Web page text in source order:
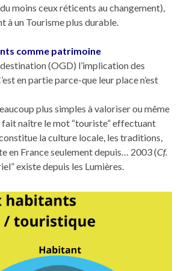
moins ceux réticents au changement),
à un Tourisme plus durable.
comme patrimoine
(OGD) l’implication des
en partie parce-que leur place n’est
plus simples à valoriser ou même
fait naître le mot “touriste” effectuant
la culture locale, les traditions,
en France seulement depuis… 2003 (Cf.
existe depuis les Lumières.